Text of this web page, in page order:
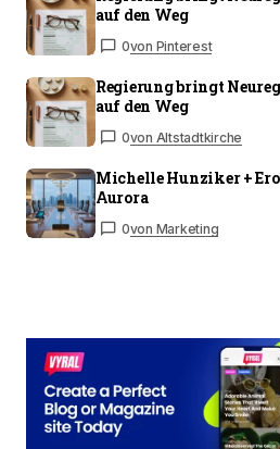
auf den Weg
0von Pinterest
Regierung bringt
auf den Weg
0von Altstadtkirche
Michelle Hunziker +
Aurora
0von Marketing